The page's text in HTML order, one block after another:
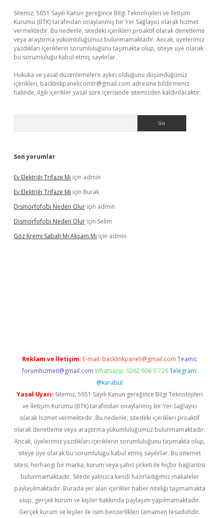
Sitemiz, 5651 Sayılı Kanun gereğince Bilgi Teknolojileri ve İletişim
Kurumu (BTK) tarafından onaylanmış bir Yer Sağlayıcı olarak hizmet
vermektedir. Bu nedenle, sitedeki içerikleri proaktif olarak denetleme
veya araştırma yükümlülüğümüz bulunmamaktadır. Ancak, üyelerimiz
yazdıkları içeriklerin sorumluluğunu taşımakta olup, siteye üye olarak
bu sorumluluğu kabul etmiş sayılırlar.
Hukuka ve yasal düzenlemelere aykırı olduğunu düşündüğünüz
içerikleri, backlinkpanelicomtr@gmail.com adresine bildirmeniz
halinde, ilgili içerikler yasal süre içerisinde sitemizden kaldırılacaktır.
Son yorumlar
Ev Elektriği Trifaze Mi için admin
Ev Elektriği Trifaze Mi için Burak
Dismorfofobi Neden Olur için admin
Dismorfofobi Neden Olur için Selim
Göz Kremi Sabah Mı Akşam Mı için admin
Reklam ve İletişim: E-mail: backlinkpaneli@gmail.com Teams:
forumhizmeti@gmail.com Whatsapp: 0262 606 0 726 Telegram:
@karabul
Yasal Uyarı: Sitemiz, 5651 Sayılı Kanun gereğince Bilgi Teknolojileri
ve İletişim Kurumu (BTK) tarafından onaylanmış bir Yer Sağlayıcı
olarak hizmet vermektedir. Bu nedenle, sitedeki içerikleri proaktif
olarak denetleme veya araştırma yükümlülüğümüz bulunmamaktadır.
Ancak, üyelerimiz yazdıkları içeriklerin sorumluluğunu taşımakta olup,
siteye üye olarak bu sorumluluğu kabul etmiş sayılırlar. Bu internet
sitesi, herhangi bir marka, kurum veya şahıs şirketi ile hiçbir bağlantısı
bulunmamaktadır. Sitede yalnızca kendi hazırladığımız makaleler
paylaşılmaktadır. Burada yer alan içerikler haber niteliği taşımamakta
olup, gerçek kurum ve kişiler hakkında paylaşım yapılmamaktadır.
Gerçek kurum ve kişiler ile isim benzerlikleri tamamen tesadüfidir.